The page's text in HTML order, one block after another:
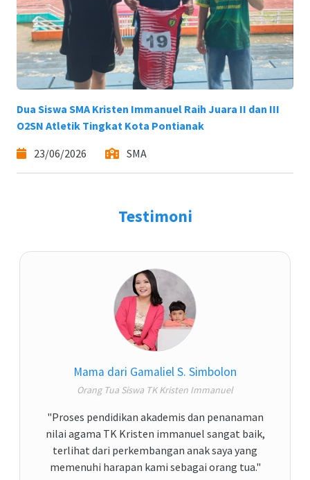
Dua Siswa SMA Kristen Immanuel Raih Juara II dan III
O2SN Atletik Tingkat Kota Pontianak
23/06/2026
SMA
Testimoni
Mama dari Gamaliel S. Simbolon
Orang Tua Siswa TK Kristen Immanuel
"Proses pendidikan akademis dan penanaman
nilai agama TK Kristen immanuel sangat baik,
terlihat dari perkembangan anak saya yang
memenuhi harapan kami sebagai orang tua."